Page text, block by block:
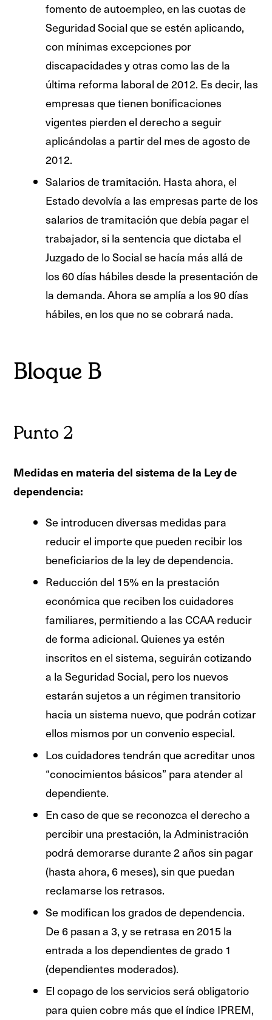
fomento de autoempleo, en las cuotas de
Seguridad Social que se estén aplicando,
con mínimas excepciones por
discapacidades y otras como las de la
última reforma laboral de 2012. Es decir, las
empresas que tienen bonificaciones
vigentes pierden el derecho a seguir
aplicándolas a partir del mes de agosto de
2012.
Salarios de tramitación. Hasta ahora, el
Estado devolvía a las empresas parte de los
salarios de tramitación que debía pagar el
trabajador, si la sentencia que dictaba el
Juzgado de lo Social se hacía más allá de
los 60 días hábiles desde la presentación de
la demanda. Ahora se amplía a los 90 días
hábiles, en los que no se cobrará nada.
Bloque B
Punto 2
Medidas en materia del sistema de la Ley de
dependencia:
Se introducen diversas medidas para
reducir el importe que pueden recibir los
beneficiarios de la ley de dependencia.
Reducción del 15% en la prestación
económica que reciben los cuidadores
familiares, permitiendo a las CCAA reducir
de forma adicional. Quienes ya estén
inscritos en el sistema, seguirán cotizando
a la Seguridad Social, pero los nuevos
estarán sujetos a un régimen transitorio
hacia un sistema nuevo, que podrán cotizar
ellos mismos por un convenio especial.
Los cuidadores tendrán que acreditar unos
“conocimientos básicos” para atender al
dependiente.
En caso de que se reconozca el derecho a
percibir una prestación, la Administración
podrá demorarse durante 2 años sin pagar
(hasta ahora, 6 meses), sin que puedan
reclamarse los retrasos.
Se modifican los grados de dependencia.
De 6 pasan a 3, y se retrasa en 2015 la
entrada a los dependientes de grado 1
(dependientes moderados).
El copago de los servicios será obligatorio
para quien cobre más que el índice IPREM,